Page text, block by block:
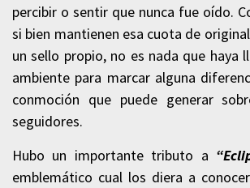
percibir o sentir que nunca fue oído.
si bien mantienen esa cuota de
un sello propio, no es nada que haya
ambiente para marcar alguna
conmoción que puede generar
seguidores.
Hubo un importante tributo a
emblemático cual los diera a